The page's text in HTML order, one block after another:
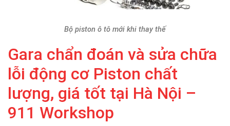
Bộ piston ô tô mới khi thay thế
Gara chẩn đoán và sửa chữa
lỗi động cơ Piston chất
lượng, giá tốt tại Hà Nội –
911 Workshop